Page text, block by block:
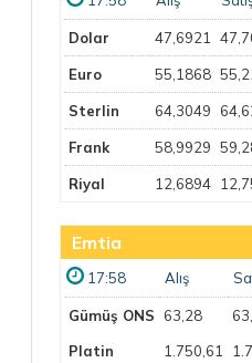
Dolar 47,6921
Euro 55,1868
Sterlin 64,3049
Frank 58,9929
Riyal 12,6894
Emtia
17:58 Alış
Gümüş ONS 63,28
Platin
1.750,61